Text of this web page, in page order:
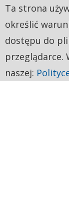
Ta strona
określić
dostępu do
przeglądarce.
naszej: